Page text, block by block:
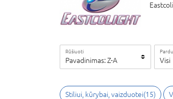
Rūšiuoti
Pavadinimas: Z-A Visi
Stiliui, kūrybai, vaizduotei(15)